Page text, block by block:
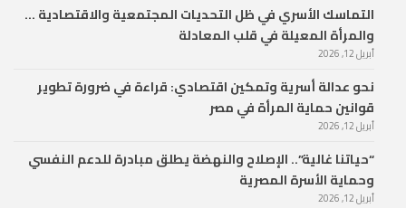
التماسك الأسري في ظل التحديات المجتمعية والاقتصادية …
والمرأة المعيلة في قلب المعادلة
أبريل 12, 2026
نحو عدالة أسرية وتمكين اقتصادي: قراءة في ضرورة تطوير
قوانين حماية المرأة في مصر
أبريل 12, 2026
“حياتنا غالية”.. الإصلاح والنهضة يطلق مبادرة للدعم النفسي
وحماية الأسرة المصرية
أبريل 12, 2026